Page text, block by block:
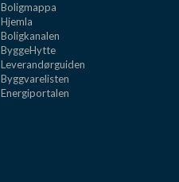
Boligmappa
Hjemla
Boligkanalen
ByggeHytte
Leverandørguiden
Byggvarelisten
Energiportalen